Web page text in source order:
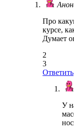
Про
курсе,
Думает
2
3
Ответить
У